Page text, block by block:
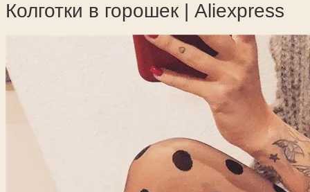
Колготки в горошек | Aliexpress